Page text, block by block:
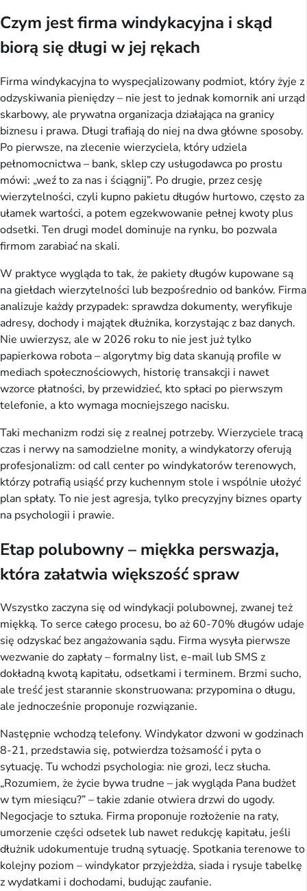
Czym jest firma windykacyjna i skąd
biorą się długi w jej rękach
Firma windykacyjna to wyspecjalizowany podmiot, który żyje z
odzyskiwania pieniędzy – nie jest to jednak komornik ani urząd
skarbowy, ale prywatna organizacja działająca na granicy
biznesu i prawa. Długi trafiają do niej na dwa główne sposoby.
Po pierwsze, na zlecenie wierzyciela, który udziela
pełnomocnictwa – bank, sklep czy usługodawca po prostu
mówi: „weź to za nas i ściągnij”. Po drugie, przez cesję
wierzytelności, czyli kupno pakietu długów hurtowo, często za
ułamek wartości, a potem egzekwowanie pełnej kwoty plus
odsetki. Ten drugi model dominuje na rynku, bo pozwala
firmom zarabiać na skali.
W praktyce wygląda to tak, że pakiety długów kupowane są
na giełdach wierzytelności lub bezpośrednio od banków. Firma
analizuje każdy przypadek: sprawdza dokumenty, weryfikuje
adresy, dochody i majątek dłużnika, korzystając z baz danych.
Nie uwierzysz, ale w 2026 roku to nie jest już tylko
papierkowa robota – algorytmy big data skanują profile w
mediach społecznościowych, historię transakcji i nawet
wzorce płatności, by przewidzieć, kto spłaci po pierwszym
telefonie, a kto wymaga mocniejszego nacisku.
Taki mechanizm rodzi się z realnej potrzeby. Wierzyciele tracą
czas i nerwy na samodzielne monity, a windykatorzy oferują
profesjonalizm: od call center po windykatorów terenowych,
którzy potrafią usiąść przy kuchennym stole i wspólnie ułożyć
plan spłaty. To nie jest agresja, tylko precyzyjny biznes oparty
na psychologii i prawie.
Etap polubowny – miękka perswazja,
która załatwia większość spraw
Wszystko zaczyna się od windykacji polubownej, zwanej też
miękką. To serce całego procesu, bo aż 60-70% długów udaje
się odzyskać bez angażowania sądu. Firma wysyła pierwsze
wezwanie do zapłaty – formalny list, e-mail lub SMS z
dokładną kwotą kapitału, odsetkami i terminem. Brzmi sucho,
ale treść jest starannie skonstruowana: przypomina o długu,
ale jednocześnie proponuje rozwiązanie.
Następnie wchodzą telefony. Windykator dzwoni w godzinach
8-21, przedstawia się, potwierdza tożsamość i pyta o
sytuację. Tu wchodzi psychologia: nie grozi, lecz słucha.
„Rozumiem, że życie bywa trudne – jak wygląda Pana budżet
w tym miesiącu?” – takie zdanie otwiera drzwi do ugody.
Negocjacje to sztuka. Firma proponuje rozłożenie na raty,
umorzenie części odsetek lub nawet redukcję kapitału, jeśli
dłużnik udokumentuje trudną sytuację. Spotkania terenowe to
kolejny poziom – windykator przyjeżdża, siada i rysuje tabelkę
z wydatkami i dochodami, budując zaufanie.